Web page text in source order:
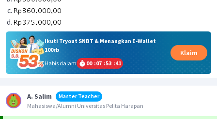
Ikuti Tryout SNBT & Menangkan E-Wallet
100rb
Habis dalam
00 :07 :53 :41
Klaim
A. Salim
Master Teacher
Mahasiswa/Alumni Universitas Pelita Harapan